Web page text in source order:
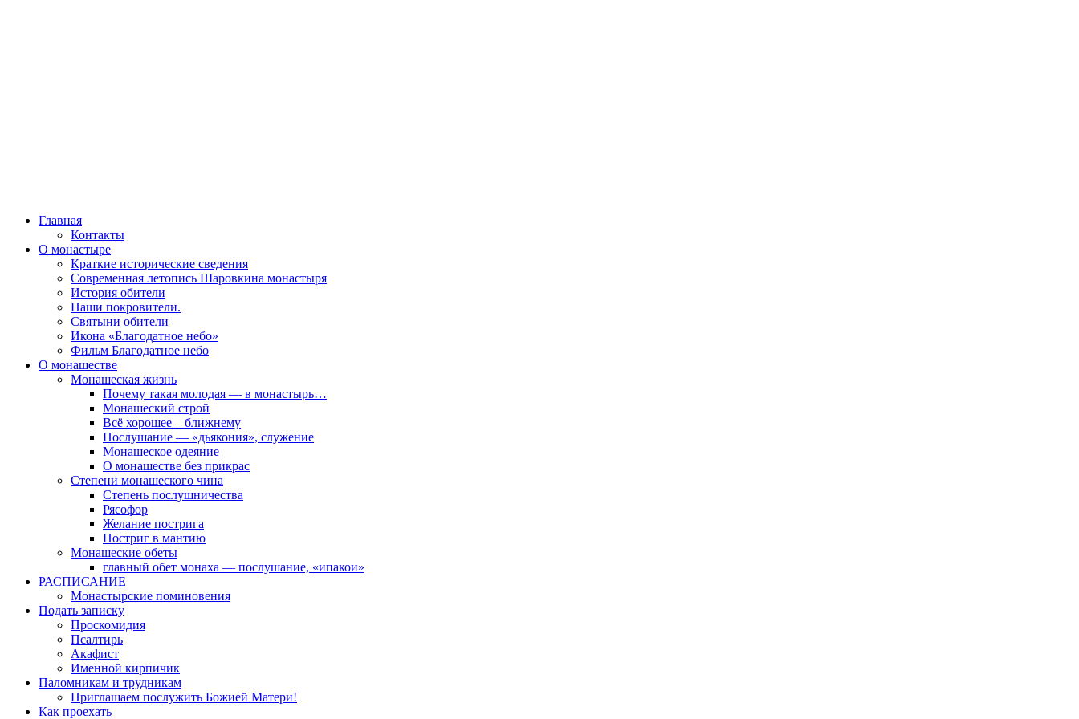
Главная
Контакты
О монастыре
Краткие исторические сведения
Современная летопись Шаровкина монастыря
История обители
Наши покровители.
Святыни обители
Икона «Благодатное небо»
Фильм Благодатное небо
О монашестве
Монашеская жизнь
Почему такая молодая — в монастырь…
Монашеский строй
Всё хорошее – ближнему
Послушание — «дьякония», служение
Монашеское одеяние
О монашестве без прикрас
Степени монашеского чина
Степень послушничества
Рясофор
Желание пострига
Постриг в мантию
Монашеские обеты
главный обет монаха — послушание, «ипакои»
РАСПИСАНИЕ
Монастырские поминовения
Подать записку
Проскомидия
Псалтирь
Акафист
Именной кирпичик
Паломникам и трудникам
Приглашаем послужить Божией Матери!
Как проехать